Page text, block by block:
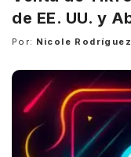
de EE. UU. y
Posted
Por: Nicole